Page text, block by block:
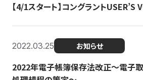
【4/1スタート】コングラントUSER’S
2022.03.25 お知らせ
2022年電子帳簿保存法改正～電子